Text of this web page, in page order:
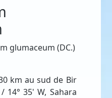
glumaceum (DC.)
km au sud de Bir
14° 35' W, Sahara